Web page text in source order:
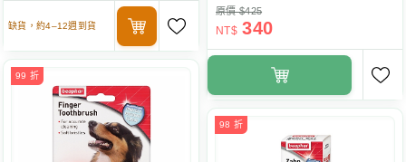
缺貨，約4–12週到貨
原價 $425
NT$ 340
99 折
98 折